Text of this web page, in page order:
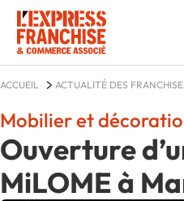
ACCUEIL ACTUALITÉ DES
Ouverture
MiLOME à
Mobilier et